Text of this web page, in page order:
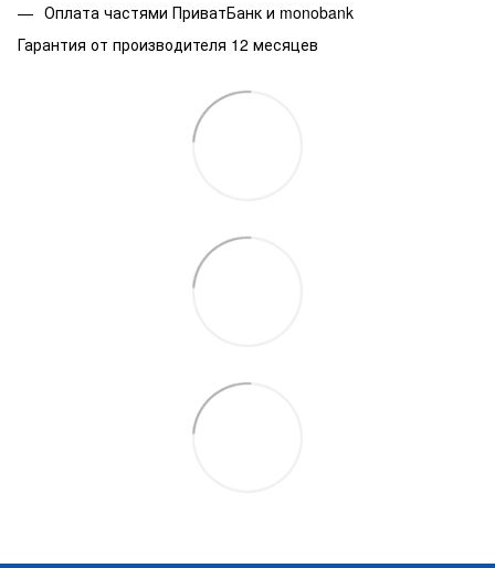
Оплата частями ПриватБанк и monobank
Гарантия от производителя 12 месяцев